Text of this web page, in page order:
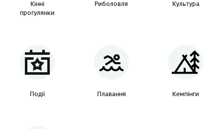
Кінні
прогулянки
Риболовля Культура
Події Плавання Кемпінги